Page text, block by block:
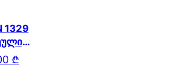
1329
price was: 75,00 ₾.
₾
price is: 50,00 ₾.